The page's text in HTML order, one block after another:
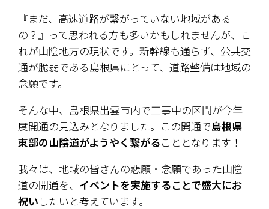
『まだ、高速道路が繋がっていない地域がある
の？』って思われる方も多いかもしれませんが、こ
れが山陰地方の現状です。新幹線も通らず、公共交
通が脆弱である島根県にとって、道路整備は地域の
念願です。
そんな中、島根県出雲市内で工事中の区間が今年
度開通の見込みとなりました。この開通で島根県
東部の山陰道がようやく繋がることとなります！
我々は、地域の皆さんの悲願・念願であった山陰
道の開通を、 イベントを実施することで盛大にお
祝い したいと考えています。